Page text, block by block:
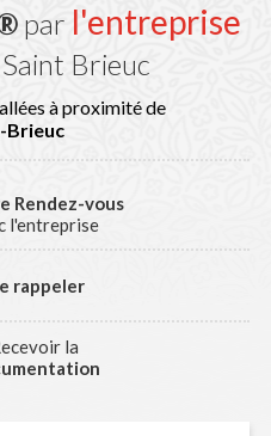
par l'entreprise
Brieuc
à proximité de
Brieuc
Rendez-vous
l'entreprise
rappeler
la